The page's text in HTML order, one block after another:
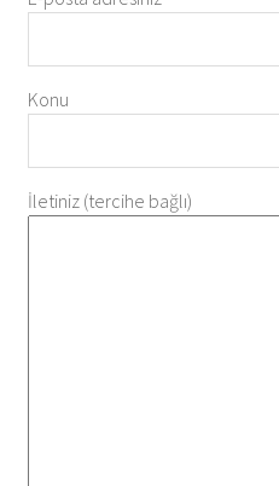
Konu
İletiniz (tercihe bağlı)